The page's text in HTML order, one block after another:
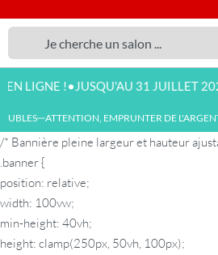
!•JUSQU'AU 31 JUILLET 2026
—ATTENTION, EMPRUNTER DE L'ARGENT
/* Bannière pleine largeur et hauteur
.banner {
position: relative;
width: 100vw;
min-height: 40vh;
height: clamp(250px, 50vh, 100px);